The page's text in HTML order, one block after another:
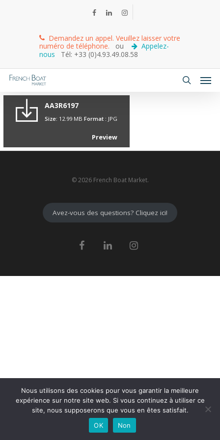
Demandez un appel. Veuillez laisser votre
numéro de téléphone. ou
Appelez-
nous
Tél: +33 (0)4.93.49.08.58
AA3R6197
Size: 12.99 MB Format : JPG
Preview
© 2026 French Boat Market.
Avez-vous des questions? Cliquez ici!
Nous utilisons des cookies pour vous garantir la meilleure
expérience sur notre site web. Si vous continuez à utiliser ce
site, nous supposerons que vous en êtes satisfait.
OK
Non